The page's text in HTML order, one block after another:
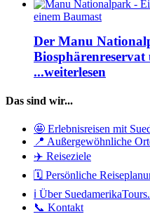
Der Manu
...weiterlesen
Das sind wir...
🤩 Erlebnisreisen mit
📍 Außergewöhnliche
✈️ Reiseziele
🗓️ Persönliche
ℹ️ Über
📞 Kontakt